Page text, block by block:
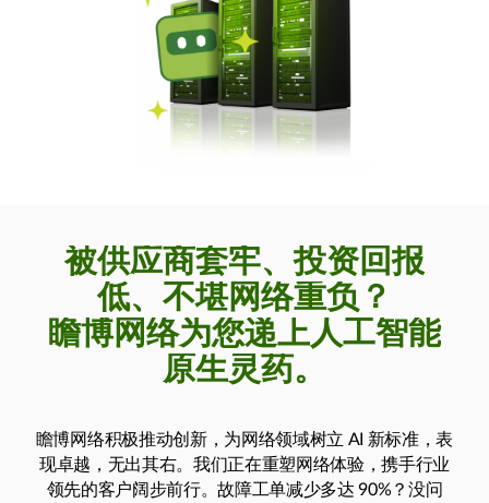
被供应商套牢、投资回报
低、不堪网络重负？
瞻博网络为您递上人工智能
原生灵药。
瞻博网络积极推动创新，为网络领域树立 AI 新标准，表
现卓越，无出其右。我们正在重塑网络体验，携手行业
领先的客户阔步前行。故障工单减少多达 90%？没问